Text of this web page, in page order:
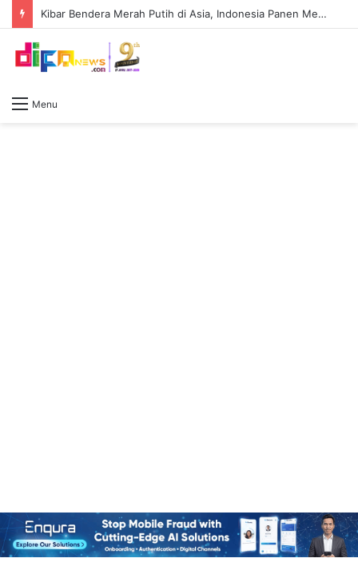
Kibar Bendera Merah Putih di Asia, Indonesia Panen Medali di Asian BMX Championships 2026
Menu